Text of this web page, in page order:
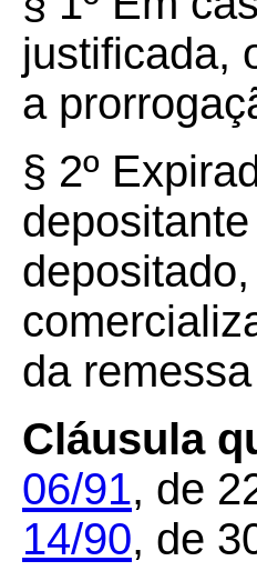
justificada,
a
§ 2º
da
Cláusula
06/91, de
14/90, de